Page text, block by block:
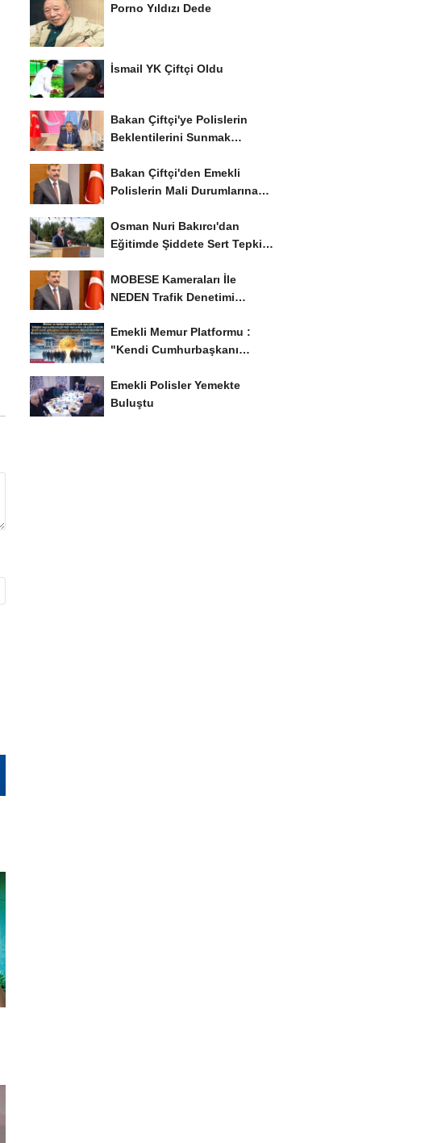
Porno Yıldızı Dede
İsmail YK Çiftçi Oldu
Bakan Çiftçi'ye Polislerin
Beklentilerini Sunmak
Bakan Çiftçi'den Emekli
Polislerin Mali Durumlarına
Osman Nuri Bakırcı'dan
Eğitimde Şiddete Sert Tepki:
MOBESE Kameraları İle
NEDEN Trafik Denetimi
Emekli Memur Platformu :
"Kendi Cumhurbaşkanı
Emekli Polisler Yemekte
Buluştu